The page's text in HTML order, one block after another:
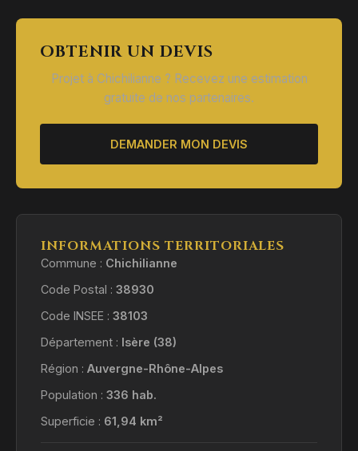
OBTENIR UN DEVIS
Projet à Chichilianne ? Recevez une estimation
gratuite de nos partenaires.
DEMANDER MON DEVIS
INFORMATIONS TERRITORIALES
Commune : Chichilianne
Code Postal : 38930
Code INSEE : 38103
Département : Isère (38)
Région : Auvergne-Rhône-Alpes
Population : 336 hab.
Superficie : 61,94 km²